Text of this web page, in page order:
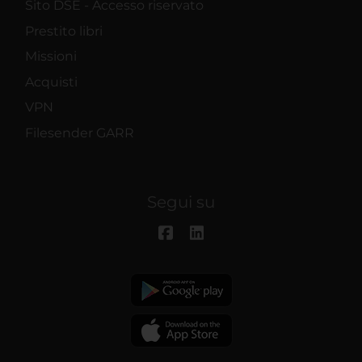
Sito DSE - Accesso riservato
Prestito libri
Missioni
Acquisti
VPN
Filesender GARR
Segui su